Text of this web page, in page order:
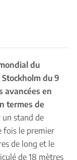
du
du 9
avancées en
termes de
un stand de
fois le premier
de long et le
de 18 mètres